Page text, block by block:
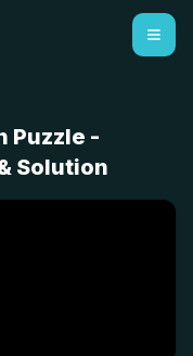
Puzzle -
Solution